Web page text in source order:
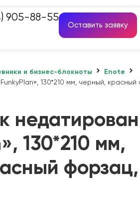
905-88-55
Оставить заявку
и бизнес-блокноты
Enote
130*210 мм, черный, красный
130*210 мм,